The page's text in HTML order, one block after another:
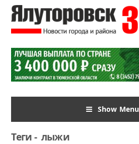
Show Menu
Теги-лыжи